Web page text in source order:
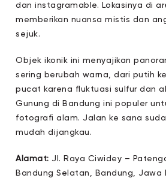
dan instagramable. Lokasinya di
memberikan nuansa mistis dan
sejuk.
Objek ikonik ini menyajikan
sering berubah warna, dari putih
pucat karena fluktuasi sulfur dan
Gunung di Bandung ini populer
fotografi alam. Jalan ke sana
mudah dijangkau.
Alamat: Jl. Raya Ciwidey –
Bandung Selatan, Bandung, Jawa